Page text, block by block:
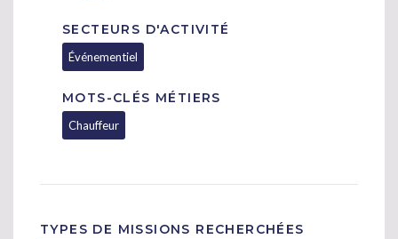
SECTEURS D'ACTIVITÉ
Événementiel
MOTS-CLÉS MÉTIERS
Chauffeur
TYPES DE MISSIONS RECHERCHÉES